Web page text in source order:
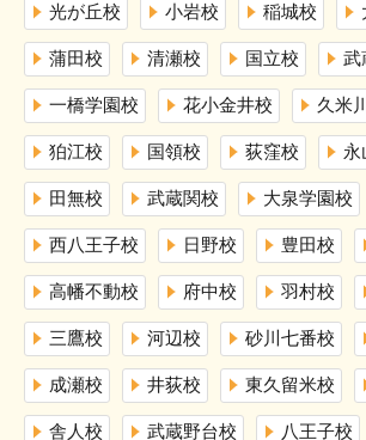
光が丘校 小岩校 稲城校
蒲田校 清瀬校 国立校 武
一橋学園校 花小金井校 久米
狛江校 国領校 荻窪校 永
田無校 武蔵関校 大泉学園校
西八王子校 日野校 豊田校
高幡不動校 府中校 羽村校
三鷹校 河辺校 砂川七番校
成瀬校 井荻校 東久留米校
舎人校 武蔵野台校 八王子校